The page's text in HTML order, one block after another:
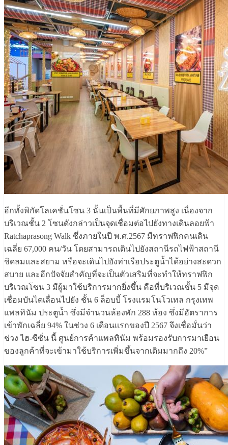
อีกทั้งพิกัดโลเคชั่นโซน 3 นั้นเป็นพื้นที่มีศักยภาพสูง เนื่องจาก
บริเวณชั้น 2 โซนดังกล่าวเป็นจุดเชื่อมต่อไปยังทางเดินลอยฟ้า
Ratchaprasong Walk ซึ่งภายในปี พ.ศ.2567 มีทราฟฟิกคนเดิน
เฉลี่ย 67,000 คน/วัน โดยสามารถเดินไปยังสถานีรถไฟฟ้าสถานี
ชิดลมและสยาม หรือจะเดินไปยังท่าเรือประตูน้ำได้อย่างสะดวก
สบาย และอีกปัจจัยสำคัญที่จะเป็นตัวเสริมที่จะทำให้ทราฟฟิก
บริเวณโซน 3 มีผู้มาใช้บริการมากยิ่งขึ้น คือที่บริเวณชั้น 5 มีจุด
เชื่อมบันไดเลื่อนไปยัง ชั้น 6 ล็อบบี้ โรงแรมโนโวเทล กรุงเทพ
แพลทินัม ประตูน้ำ ซึ่งมีจำนวนห้องพัก 288 ห้อง ซึ่งมีอัตราการ
เข้าพักเฉลี่ย 94% ในช่วง 6 เดือนแรกของปี 2567 จึงเชื่อมั่นว่า
ช่วง ไฮ-ซีซั่น นี้ ศูนย์การค้าแพลทินัม พร้อมรองรับการมาเยือน
ของลูกค้าที่จะเข้ามาใช้บริการเพิ่มขึ้นจากเดิมมากถึง 20%”